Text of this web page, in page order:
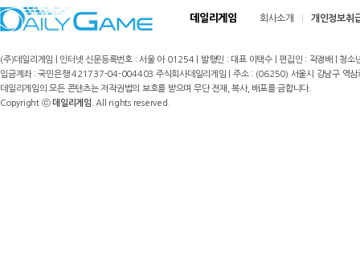
데일리게임 회사소개 개인정보취
(주)데일리게임 | 인터넷 신문등록번호 : 서울 아 01254 | 발행인 : 대표 이택수 | 편집인 : 곽경배 |
입금계좌 : 국민은행 421737-04-004403 주식회사데일리게임 | 주소 : (06250) 서울시 강남구
데일리게임의 모든 콘텐츠는 저작권법의 보호를 받으며 무단 전재, 복사, 배포를 금합니다.
Copyright ⓒ데일리게임 . All rights reserved.